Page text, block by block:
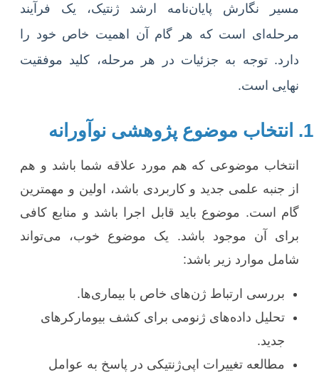
مسیر نگارش پایان‌نامه ارشد ژنتیک، یک فرآیند
مرحله‌ای است که هر گام آن اهمیت خاص خود را
دارد. توجه به جزئیات در هر مرحله، کلید موفقیت
نهایی است.
1. انتخاب موضوع پژوهشی نوآورانه
انتخاب موضوعی که هم مورد علاقه شما باشد و هم
از جنبه علمی جدید و کاربردی باشد، اولین و مهمترین
گام است. موضوع باید قابل اجرا باشد و منابع کافی
برای آن موجود باشد. یک موضوع خوب، می‌تواند
شامل موارد زیر باشد:
بررسی ارتباط ژن‌های خاص با بیماری‌ها.
تحلیل داده‌های ژنومی برای کشف بیومارکرهای
جدید.
مطالعه تغییرات اپی‌ژنتیکی در پاسخ به عوامل